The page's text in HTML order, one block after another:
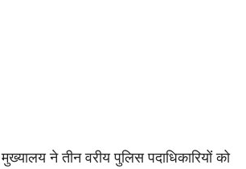
ने तीन वरीय पुलिस पदाधिकारियों को